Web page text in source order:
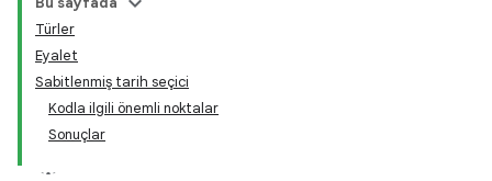
Türler
Eyalet
Sabitlenmiş tarih seçici
Kodla ilgili önemli noktalar
Sonuçlar